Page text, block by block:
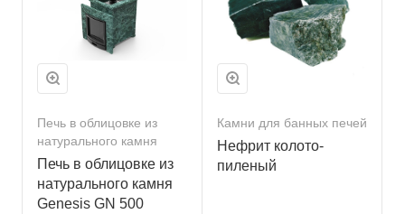
Печь в облицовке из
натурального камня
Печь в облицовке из
натурального камня
Genesis GN 500
Камни для банных печей
Нефрит колото-
пиленый